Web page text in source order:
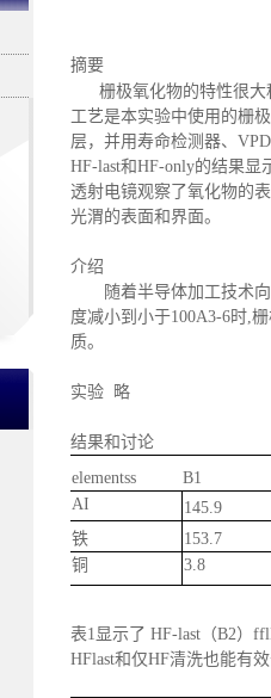
摘要
栅极氧化物的特性很大
工艺是本实验中使用的栅
层， 并用寿命检测器、
HF-last和HF-only的结果
透射电镜观察了氧化物的
光渭的表面和界面。
介绍
随着半导体加工技术
度减小到小于100A3-6时,
质。
实验 略
结果和讨论
elementss
B1
AI
145.9
铁
153.7
铜
3.8
表1 显示了 HF-last（B2）
HFlast和仅HF清洗也能有